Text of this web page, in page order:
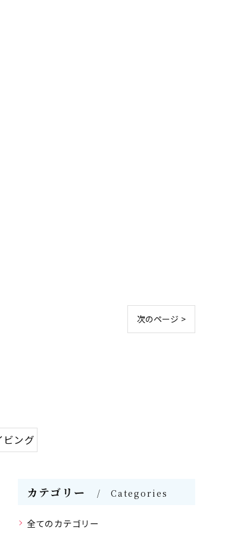
次のページ >
ビング
カテゴリー Categories
全てのカテゴリー